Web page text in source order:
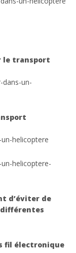
le transport
d’éviter de
fil électronique